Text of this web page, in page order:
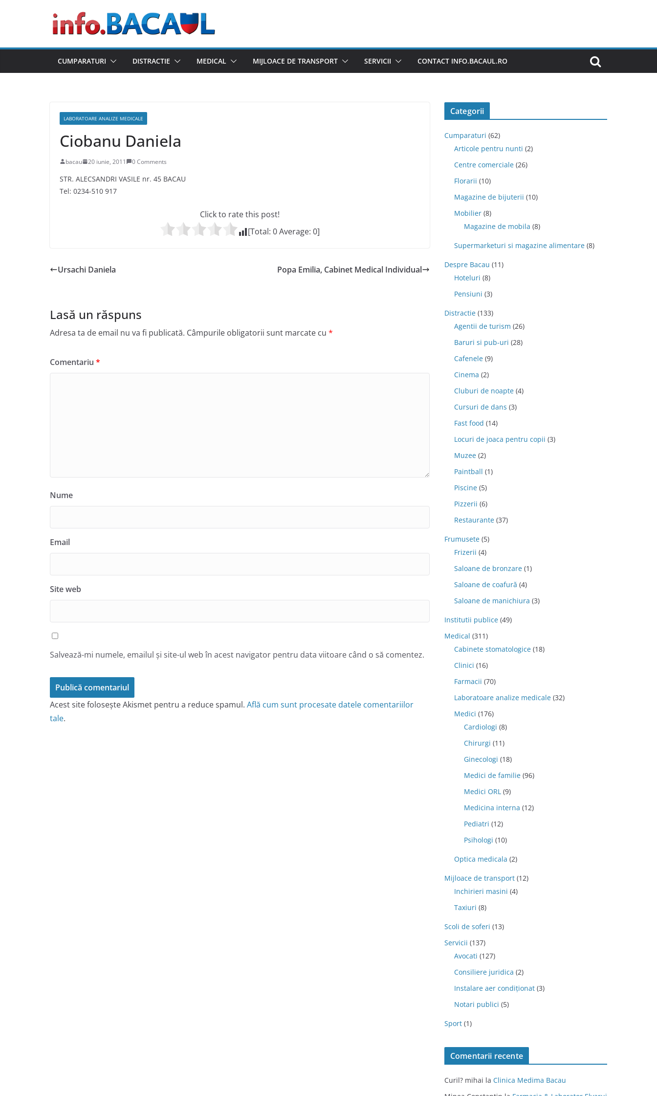
CUMPARATURI DISTRACTIE MEDICAL MIJLOACE DE TRANSPORT SERVICII CONTACT INFO.BACAUL.RO
LABORATOARE ANALIZE MEDICALE
Ciobanu Daniela
bacau 20 iunie, 2011 0 Comments
STR. ALECSANDRI VASILE nr. 45 BACAU
Tel: 0234-510 917
Click to rate this post!
[Total: 0Average: 0]
Ursachi Daniela Popa Emilia, Cabinet Medical Individual
Lasă un răspuns
Adresa ta de email nu va fi publicată. Câmpurile obligatorii sunt marcate cu *
Comentariu *
Nume
Email
Site web
Salvează-mi numele, emailul și site-ul web în acest navigator pentru data viitoare când o să comentez.
Acest site folosește Akismet pentru a reduce spamul. Află cum sunt procesate datele comentariilor
tale.
Categorii
Cumparaturi (62)
Articole pentru nunti (2)
Centre comerciale (26)
Florarii (10)
Magazine de bijuterii (10)
Mobilier (8)
Magazine de mobila (8)
Supermarketuri si magazine alimentare (8)
Despre Bacau (11)
Hoteluri (8)
Pensiuni (3)
Distractie (133)
Agentii de turism (26)
Baruri si pub-uri (28)
Cafenele (9)
Cinema (2)
Cluburi de noapte (4)
Cursuri de dans (3)
Fast food (14)
Locuri de joaca pentru copii (3)
Muzee (2)
Paintball (1)
Piscine (5)
Pizzerii (6)
Restaurante (37)
Frumusete (5)
Frizerii (4)
Saloane de bronzare (1)
Saloane de coafură (4)
Saloane de manichiura (3)
Institutii publice (49)
Medical (311)
Cabinete stomatologice (18)
Clinici (16)
Farmacii (70)
Laboratoare analize medicale (32)
Medici (176)
Cardiologi (8)
Chirurgi (11)
Ginecologi (18)
Medici de familie (96)
Medici ORL (9)
Medicina interna (12)
Pediatri (12)
Psihologi (10)
Optica medicala (2)
Mijloace de transport (12)
Inchirieri masini (4)
Taxiuri (8)
Scoli de soferi (13)
Servicii (137)
Avocati (127)
Consiliere juridica (2)
Instalare aer condiționat (3)
Notari publici (5)
Sport (1)
Comentarii recente
Curil? mihai la Clinica Medima Bacau